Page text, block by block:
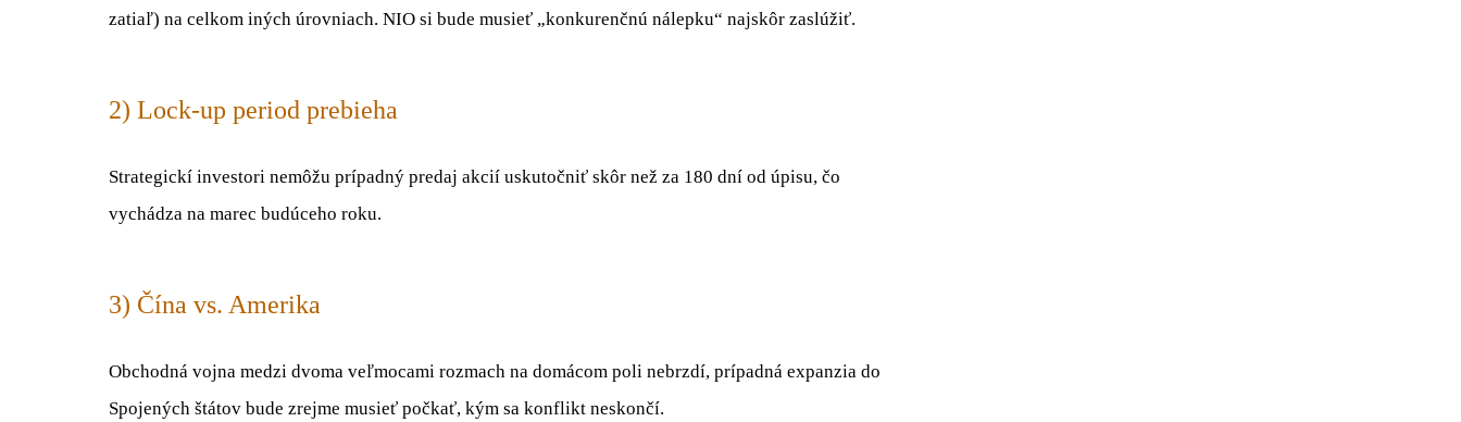
zatiaľ) na celkom iných úrovniach. NIO si bude musieť „konkurenčnú nálepku“ najskôr zaslúžiť.
2) Lock-up period prebieha
Strategickí investori nemôžu prípadný predaj akcií uskutočniť skôr než za 180 dní od úpisu, čo
vychádza na marec budúceho roku.
3) Čína vs. Amerika
Obchodná vojna medzi dvoma veľmocami rozmach na domácom poli nebrzdí, prípadná expanzia do
Spojených štátov bude zrejme musieť počkať, kým sa konflikt neskončí.